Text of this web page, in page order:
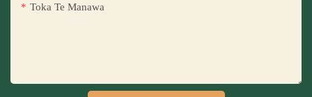
Toka Te Manawa